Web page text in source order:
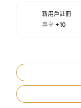
新用戶註冊
專享 +10